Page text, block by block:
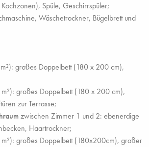
Spüle, Geschirrspüler;
Wäschetrockner, Bügelbrett und
großes Doppelbett (180 x 200 cm),
großes Doppelbett (180 x 200 cm),
zur Terrasse;
zwischen Zimmer 1 und 2: ebenerdige
Haartrockner;
großes Doppelbett (180x200cm), großer